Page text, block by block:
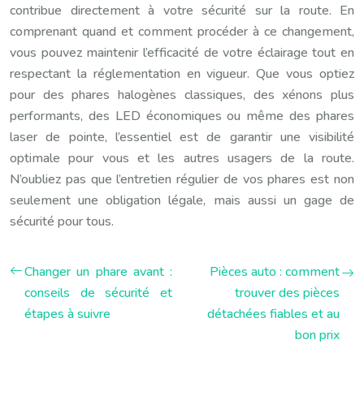
contribue directement à votre sécurité sur la route. En
comprenant quand et comment procéder à ce changement,
vous pouvez maintenir l’efficacité de votre éclairage tout en
respectant la réglementation en vigueur. Que vous optiez
pour des phares halogènes classiques, des xénons plus
performants, des LED économiques ou même des phares
laser de pointe, l’essentiel est de garantir une visibilité
optimale pour vous et les autres usagers de la route.
N’oubliez pas que l’entretien régulier de vos phares est non
seulement une obligation légale, mais aussi un gage de
sécurité pour tous.
Changer un phare avant :
conseils de sécurité et
étapes à suivre
Pièces auto : comment
trouver des pièces
détachées fiables et au
bon prix